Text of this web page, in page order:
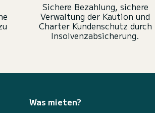
Sichere Bezahlung, sichere
Verwaltung der Kaution und
Charter Kundenschutz durch
Insolvenzabsicherung.
Was mieten?